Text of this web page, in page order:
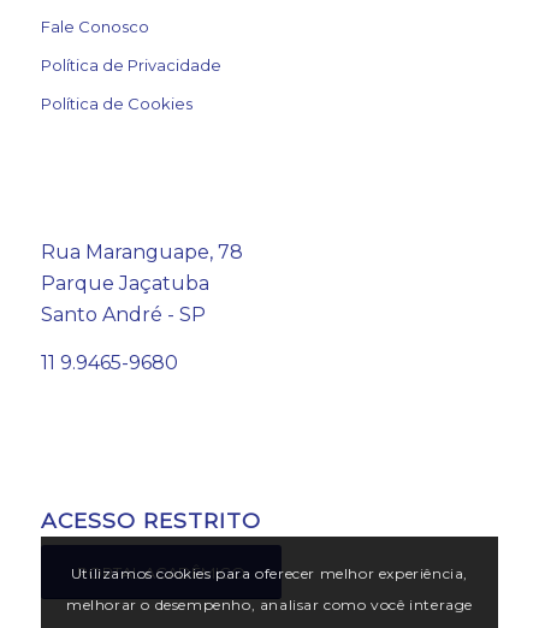
Fale Conosco
Política de Privacidade
Política de Cookies
Rua Maranguape, 78
Parque Jaçatuba
Santo André - SP
11 9.9465-9680
ACESSO RESTRITO
PORTAL ACADÊMICO
Utilizamos cookies para oferecer melhor experiência,
melhorar o desempenho, analisar como você interage